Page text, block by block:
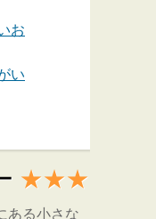
お
い
★★★
ある小さな